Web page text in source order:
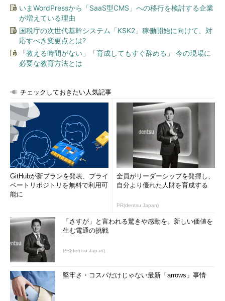
いまWordPressから「SaaS型CMS」への移行を検討する企業
が増えている理由
国税庁の次世代基幹システム「KSK2」稼働開始に向けて、対
応すべき変更点とは?
「教える時間がない」「育成してもすぐ辞める」 今の現場に
必要な教育方法とは
チェックしておきたい人気記事
GitHubが新プランを発表、プライ
ベートリポジトリを無料で利用可
能に
全員がリーダーシップを発揮し、
自分より優れた人財を育成する
PR(dentsu Japan)
「さすが」と言われる驚きや感動を。新しい価値を
生む電通の挑戦
PR(dentsu Japan)
堅牢さ・コスパだけじゃない最新「arrows」事情